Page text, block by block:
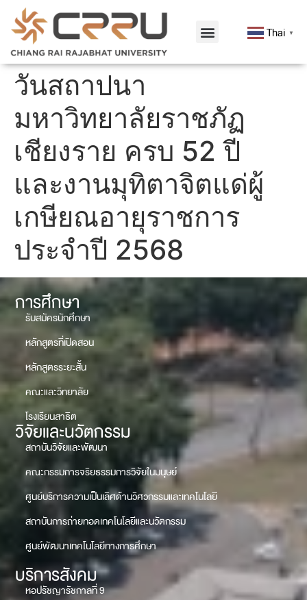
Thai ▼
วันสถาปนา
มหาวิทยาลัยราชภัฏ
เชียงราย ครบ 52 ปี
และงานมุทิตาจิตแด่ผู้
เกษียณอายุราชการ
ประจำปี 2568
การศึกษา
รับสมัครนักศึกษา
หลักสูตรที่เปิดสอน
หลักสูตรระยะสั้น
คณะและวิทยาลัย
โรงเรียนสาธิต
วิจัยและนวัตกรรม
สถาบันวิจัยและพัฒนา
คณะกรรมการจริยธรรมการวิจัยในมนุษย์
ศูนย์บริการความเป็นเลิศด้านวิศวกรรมและเทคโนโลยี
สถาบันการถ่ายทอดเทคโนโลยีและนวัตกรรม
ศูนย์พัฒนาเทคโนโลยีทางการศึกษา
บริการสังคม
หอปรัชญารัชกาลที่ 9